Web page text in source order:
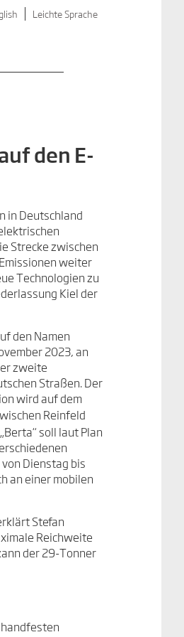
Leichte Sprache
den E-
in Deutschland
Strecke zwischen
weiter
Technologien zu
Kiel der
den Namen
2023, an
zweite
Straßen. Der
wird auf dem
Reinfeld
soll laut Plan
Dienstag bis
an einer mobilen
Stefan
Reichweite
der 29-Tonner
handfesten